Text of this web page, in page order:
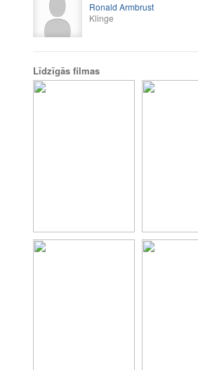
Ronald Armbrust
Klinge
Līdzīgās filmas